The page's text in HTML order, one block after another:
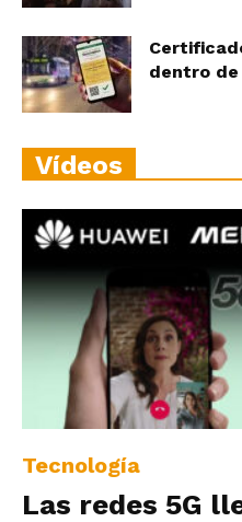
dentro de
Vídeos
Tecnología
Las redes 5G